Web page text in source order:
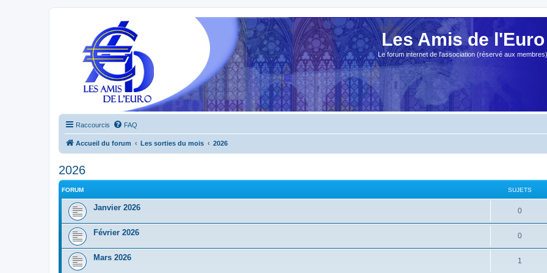
Les Amis de l'Euro
Le forum internet de l'association (réservé aux membres)
Raccourcis FAQ
Accueil du forum Les sorties du mois 2026
2026
FORUM SUJETS
Janvier 2026 0
Février 2026 0
Mars 2026 1